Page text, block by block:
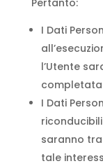
Pertanto:
I Dati
l’Utente
completata
I Dati
saranno
tale